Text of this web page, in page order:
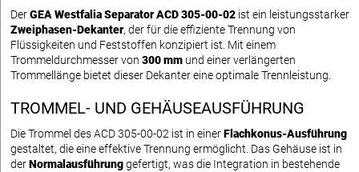
DerGEA Westfalia Separator ACD 305-00-02 ist ein leistungsstarker
Zweiphasen-Dekanter, der für die effiziente Trennung von
Flüssigkeiten und Feststoffen konzipiert ist. Mit einem
Trommeldurchmesser von 300 mm und einer verlängerten
Trommellänge bietet dieser Dekanter eine optimale Trennleistung.
TROMMEL- UND GEHÄUSEAUSFÜHRUNG
Die Trommel des ACD 305-00-02 ist in einerFlachkonus-Ausführung
gestaltet, die eine effektive Trennung ermöglicht. Das Gehäuse ist in
derNormalausführunggefertigt, was die Integration in bestehende